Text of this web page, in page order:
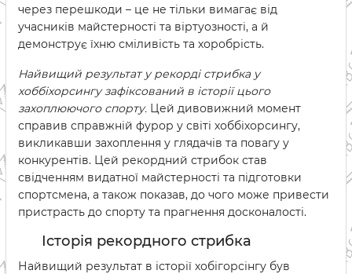
через перешкоди – це не тільки вимагає від
учасників майстерності та віртуозності, а й
демонструє їхню сміливість та хоробрість.
Найвищий результат у рекорді стрибка у
хоббіхорсингу зафіксований в історії цього
захоплюючого спорту. Цей дивовижний момент
справив справжній фурор у світі хоббіхорсингу,
викликавши захоплення у глядачів та повагу у
конкурентів. Цей рекордний стрибок став
свідченням видатної майстерності та підготовки
спортсмена, а також показав, до чого може привести
пристрасть до спорту та прагнення досконалості.
Історія рекордного стрибка
Найвищий результат в історії хобігорсінгу був